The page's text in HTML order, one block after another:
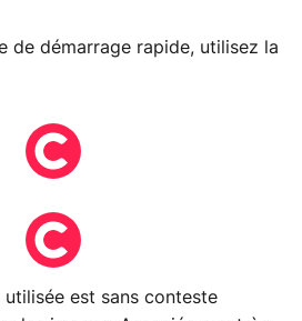
de démarrage rapide, utilisez la
utilisée est sans conteste